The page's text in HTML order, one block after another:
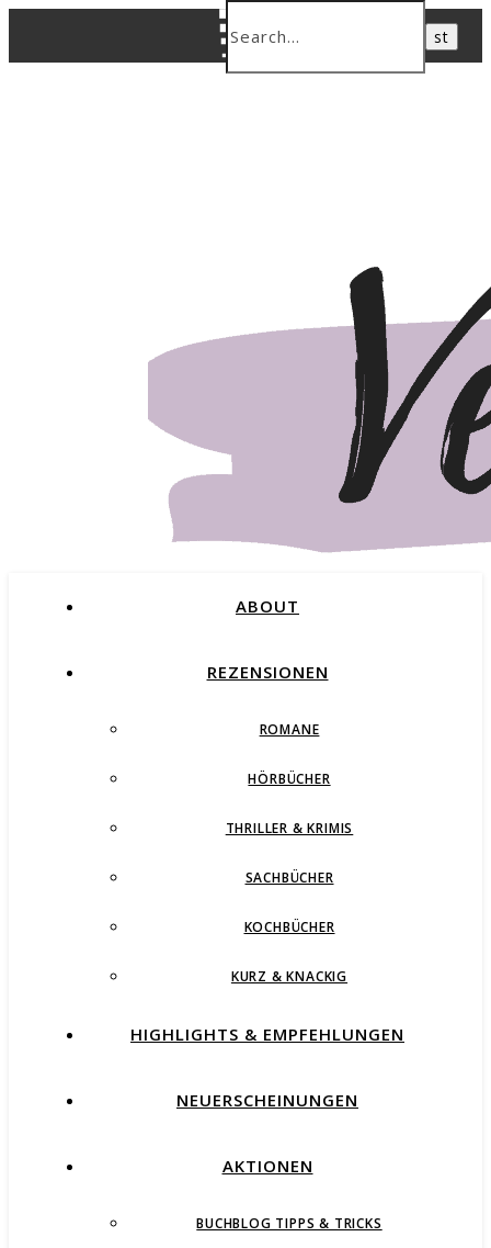
ABOUT
REZENSIONEN
ROMANE
HÖRBÜCHER
THRILLER & KRIMIS
SACHBÜCHER
KOCHBÜCHER
KURZ & KNACKIG
HIGHLIGHTS & EMPFEHLUNGEN
NEUERSCHEINUNGEN
AKTIONEN
BUCHBLOG TIPPS & TRICKS